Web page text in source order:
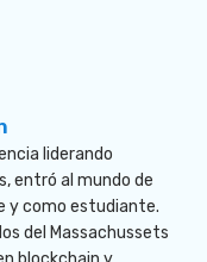
liderando
entró al mundo de
y como estudiante.
del Massachussets